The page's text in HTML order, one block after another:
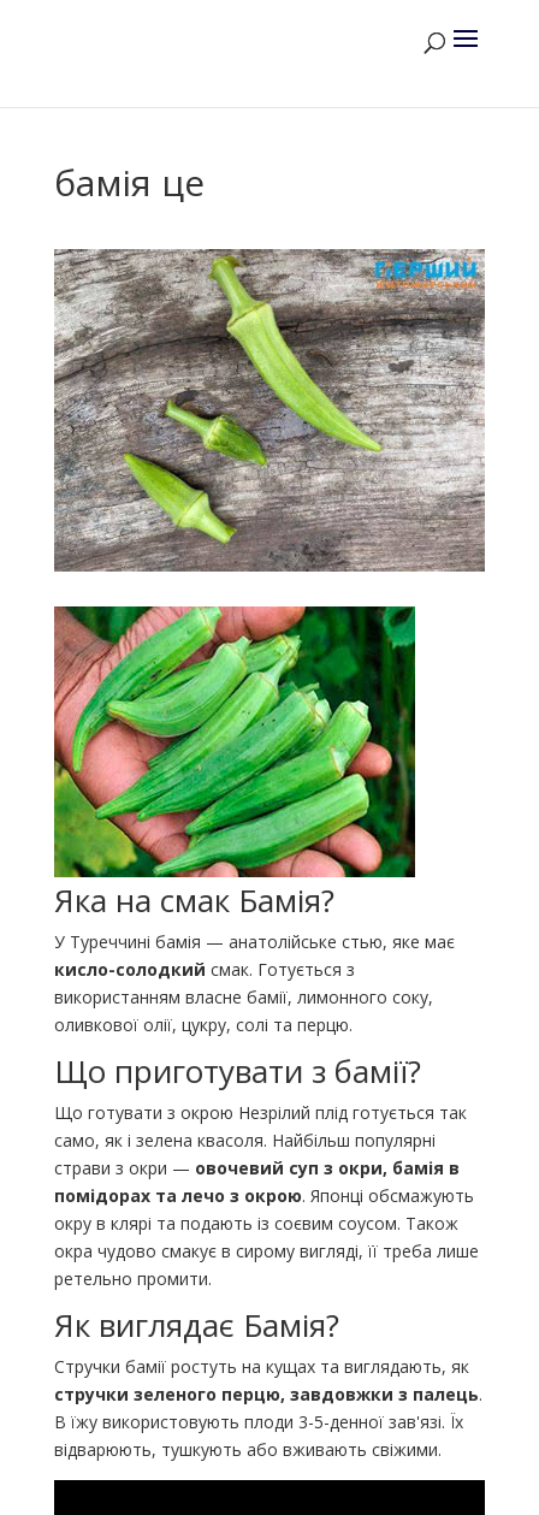
бамія це
Яка на смак Бамія?
У Туреччині бамія — анатолійське стью, яке має
кисло-солодкий смак. Готується з
використанням власне бамії, лимонного соку,
оливкової олії, цукру, солі та перцю.
Що приготувати з бамії?
Що готувати з окрою Незрілий плід готується так
само, як і зелена квасоля. Найбільш популярні
страви з окри — овочевий суп з окри, бамія в
помідорах та лечо з окрою. Японці обсмажують
окру в клярі та подають із соєвим соусом. Також
окра чудово смакує в сирому вигляді, її треба лише
ретельно промити.
Як виглядає Бамія?
Стручки бамії ростуть на кущах та виглядають, як
стручки зеленого перцю, завдовжки з палець.
В їжу використовують плоди 3-5-денної зав'язі. Їх
відварюють, тушкують або вживають свіжими.